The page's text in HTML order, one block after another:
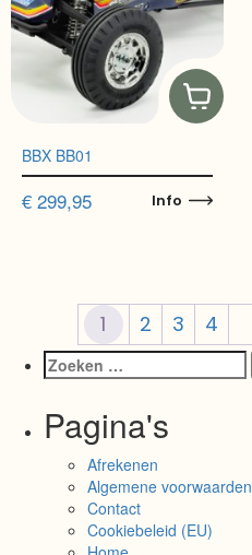
BBX BB01
€ 299,95 Info
1 2 3 4
Pagina's
Afrekenen
Algemene voorwaarden
Contact
Cookiebeleid (EU)